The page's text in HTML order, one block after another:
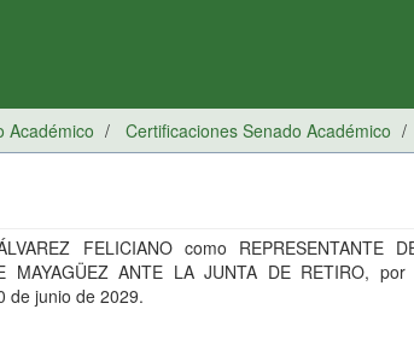
Académico Certificaciones Senado Académico
FELICIANO como REPRESENTANTE
MAYAGÜEZ ANTE LA JUNTA DE RETIRO, por
de junio de 2029.